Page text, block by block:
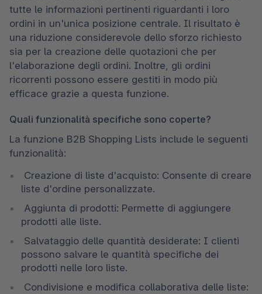
tutte le informazioni pertinenti riguardanti i loro
ordini in un'unica posizione centrale. Il risultato è
una riduzione considerevole dello sforzo richiesto
sia per la creazione delle quotazioni che per
l'elaborazione degli ordini. Inoltre, gli ordini
ricorrenti possono essere gestiti in modo più
efficace grazie a questa funzione.
Quali funzionalità specifiche sono coperte?
La funzione B2B Shopping Lists include le seguenti
funzionalità:
liste d'ordine personalizzate.
prodotti alle liste.
possono salvare le quantità specifiche dei
prodotti nelle loro liste.